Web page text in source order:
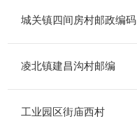
城关镇四间房村邮政编码
凌北镇建昌沟村邮编
工业园区街庙西村